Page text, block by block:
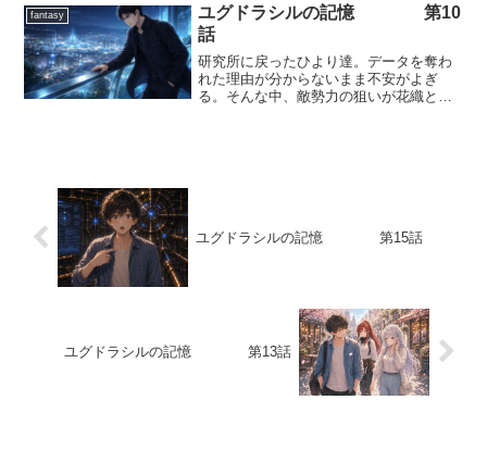
fantasy
ユグドラシルの記憶 第10
話
研究所に戻ったひより達。データを奪わ
れた理由が分からないまま不安がよぎ
る。そんな中、敵勢力の狙いが花織と繋
ユグドラシルの記憶 第15話
ユグドラシルの記憶 第13話